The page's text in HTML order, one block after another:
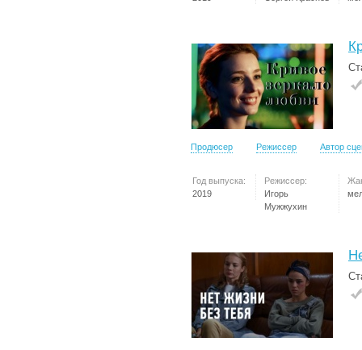
Продюсер Режиссер Автор
Год выпуска:
2019
Режиссер:
Игорь
Мужжухин